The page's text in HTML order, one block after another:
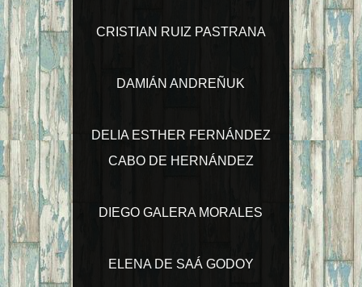
CRISTIAN RUIZ PASTRANA
DAMIÁN ANDREÑUK
DELIA ESTHER FERNÁNDEZ
CABO DE HERNÁNDEZ
DIEGO GALERA MORALES
ELENA DE SAÁ GODOY